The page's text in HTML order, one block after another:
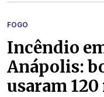
FOGO
Incêndio
Anápolis:
usaram